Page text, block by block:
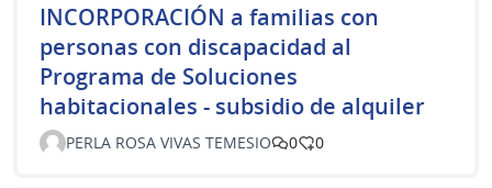
INCORPORACIÓN a familias con
personas con discapacidad al
Programa de Soluciones
habitacionales - subsidio de alquiler
PERLA ROSA VIVAS TEMESIO 0 0